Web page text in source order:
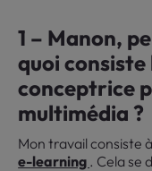
1 – Manon,
quoi consiste
conceptrice
multimédia ?
Mon travail consiste
e-learning . Cela se